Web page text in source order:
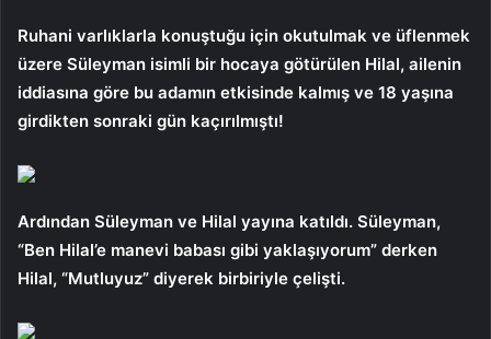
Ruhani varlıklarla konuştuğu için okutulmak ve üflenmek
üzere Süleyman isimli bir hocaya götürülen Hilal, ailenin
iddiasına göre bu adamın etkisinde kalmış ve 18 yaşına
girdikten sonraki gün kaçırılmıştı!
Ardından Süleyman ve Hilal yayına katıldı. Süleyman,
“Ben Hilal’e manevi babası gibi yaklaşıyorum” derken
Hilal, “Mutluyuz” diyerek birbiriyle çelişti.